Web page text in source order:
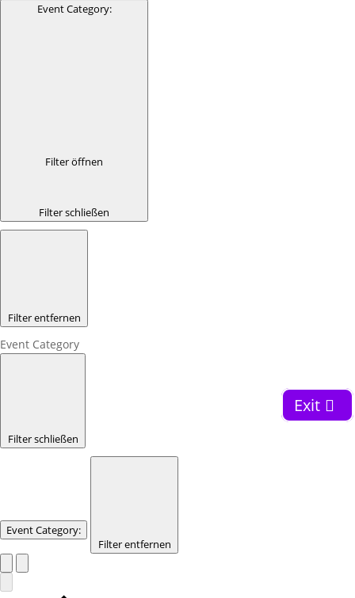
Event Category:
Filter öffnen
Filter schließen
Filter entfernen
Event Category
Filter schließen
Event Category:
Filter entfernen
Exit